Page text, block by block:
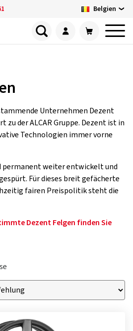
Belgien
Unternehmen Dezent
der ALCAR Gruppe. Dezent ist in
Technologien immer vorne
weiter entwickelt und
Für dieses breit gefächerte
fairen Preispolitik steht die
Dezent Felgen finden Sie